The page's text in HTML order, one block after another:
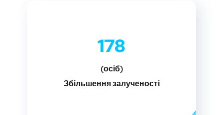
178
(осіб)
Збільшення залученості